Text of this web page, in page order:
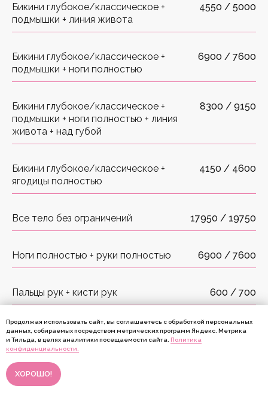
Бикини глубокое/классическое +
подмышки + линия живота
4550 / 5000
Бикини глубокое/классическое +
подмышки + ноги полностью
6900 / 7600
Бикини глубокое/классическое +
подмышки + ноги полностью + линия
живота + над губой
8300 / 9150
Бикини глубокое/классическое +
ягодицы полностью
4150 / 4600
Все тело без ограничений 17950 / 19750
Ноги полностью + руки полностью 6900 / 7600
Пальцы рук + кисти рук 600 / 700
Подбородок + над губой 1800 / 2000
Подбородок + над губой + шея
спереди
Продолжая использовать сайт, вы соглашаетесь с обработкой персональных
данных, собираемых посредством метрических программ Яндекс. Метрика
и Тильда, в целях аналитики посещаемости сайта. Политика
конфиденциальности.
ХОРОШО!
Онлайн-